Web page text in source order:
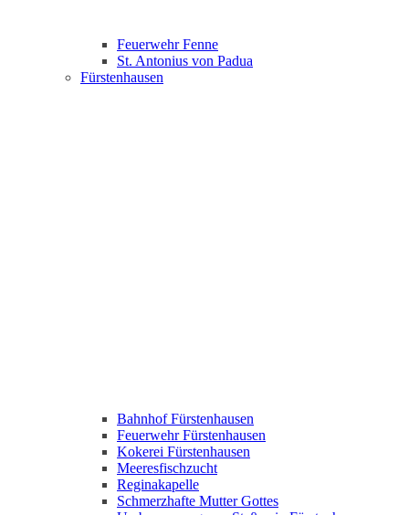
Feuerwehr Fenne
St. Antonius von Padua
Fürstenhausen
Bahnhof Fürstenhausen
Feuerwehr Fürstenhausen
Kokerei Fürstenhausen
Meeresfischzucht
Reginakapelle
Schmerzhafte Mutter Gottes